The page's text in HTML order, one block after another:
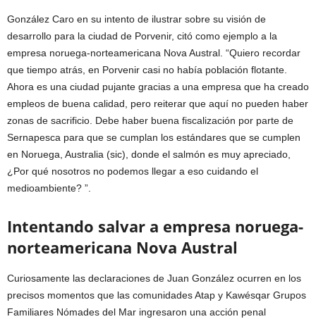
González Caro en su intento de ilustrar sobre su visión de
desarrollo para la ciudad de Porvenir, citó como ejemplo a la
empresa noruega-norteamericana Nova Austral. “Quiero recordar
que tiempo atrás, en Porvenir casi no había población flotante.
Ahora es una ciudad pujante gracias a una empresa que ha creado
empleos de buena calidad, pero reiterar que aquí no pueden haber
zonas de sacrificio. Debe haber buena fiscalización por parte de
Sernapesca para que se cumplan los estándares que se cumplen
en Noruega, Australia (sic), donde el salmón es muy apreciado,
¿Por qué nosotros no podemos llegar a eso cuidando el
medioambiente? ”.
Intentando salvar a empresa noruega-
norteamericana Nova Austral
Curiosamente las declaraciones de Juan González ocurren en los
precisos momentos que las comunidades Atap y Kawésqar Grupos
Familiares Nómades del Mar ingresaron una acción penal